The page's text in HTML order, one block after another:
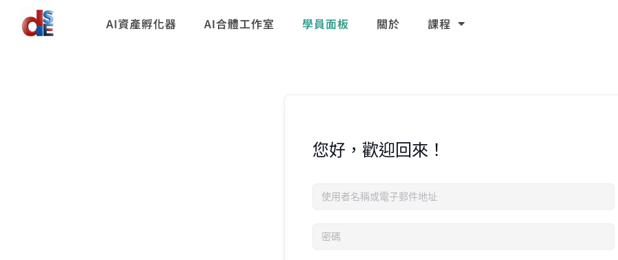
AI資產孵化器 AI合體工作室 學員面板 關於 課程
您好，歡迎回來！